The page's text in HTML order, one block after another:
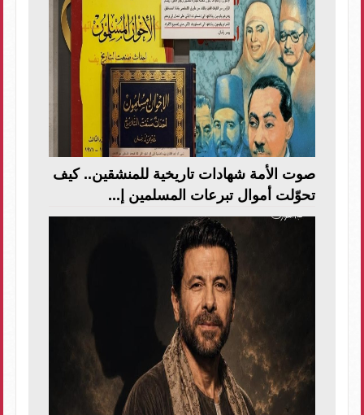
صوت الأمة شهادات تاريخية للمنشقين.. كيف
تحوّلت أموال تبرعات المسلمين إ...